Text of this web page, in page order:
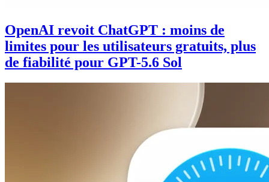
OpenAI revoit ChatGPT : moins de
limites pour les utilisateurs gratuits, plus
de fiabilité pour GPT-5.6 Sol